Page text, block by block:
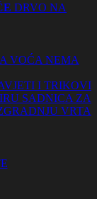
DRVO NA
VOĆA NEMA
I TRIKOVI
SADNICA ZA
VRTA